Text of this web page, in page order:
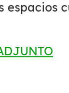
espacios